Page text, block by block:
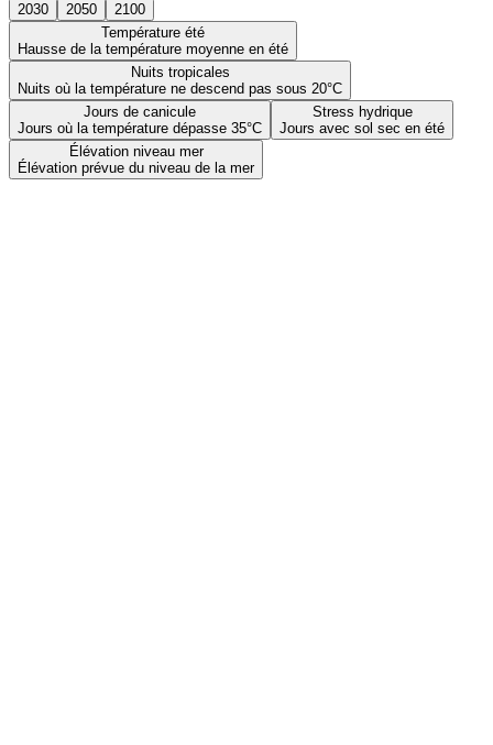
2030 2050
2100
Température été
Hausse de la température moyenne en été
Nuits tropicales
Nuits où la température ne descend pas sous 20°C
Jours de canicule
Jours où la température dépasse 35°C
Stress hydrique
Jours avec sol sec en été
Élévation niveau mer
Élévation prévue du niveau de la mer